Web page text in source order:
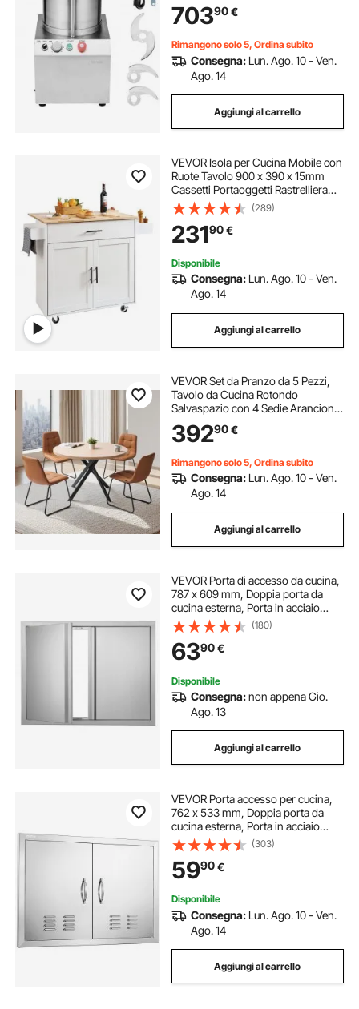
per Alimenti Verdure, Frutta
70390€
Rimangono solo 5, Ordina subito
Consegna: Lun. Ago. 10 - Ven.
Ago. 14
Aggiungi al carrello
VEVOR Isola per Cucina Mobile con
Ruote Tavolo 900 x 390 x 15mm
Cassetti Portaoggetti Rastrelliera
Capacità Carico Totale 90,7 kg,
Carrello Isola da Cucina Credenza
Mobile per Utensili Cucina in MDF
(289)
23190€
Disponibile
Consegna: Lun. Ago. 10 - Ven.
Ago. 14
Aggiungi al carrello
VEVOR Set da Pranzo da 5 Pezzi,
Tavolo da Cucina Rotondo
Salvaspazio con 4 Sedie Arancioni
Imbottite, Cuscini in Pelle PU,
Scrivania Moderna Colore Legno
Pranzo
39290€
Rimangono solo 5, Ordina subito
Consegna: Lun. Ago. 10 - Ven.
Ago. 14
Aggiungi al carrello
VEVOR Porta di accesso da cucina,
787 x 609 mm, Doppia porta da
cucina esterna, Porta in acciaio
inossidabile per isola cucina,
stazione cucina, mobiletto da
esterno
(180)
6390€
Disponibile
Consegna:non appena Gio.
Ago. 13
Aggiungi al carrello
VEVOR Porta accesso per cucina,
762 x 533 mm, Doppia porta da
cucina esterna, Porta in acciaio
inossidabile montaggio ad incasso
con maniglie e prese d'aria, isola
cucina, mobiletto da esterno
(303)
5990€
Disponibile
Consegna: Lun. Ago. 10 - Ven.
Ago. 14
Aggiungi al carrello